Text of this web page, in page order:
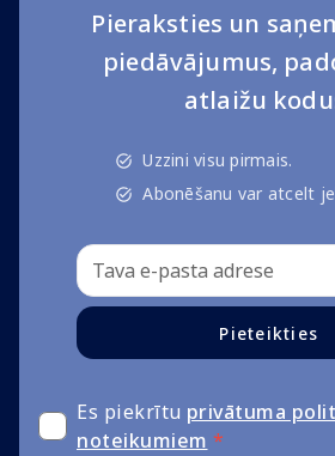
Pieraksties un
piedāvājumus,
atlaižu
Uzzini visu pirmais.
Abonēšanu var atcelt
Pieteikties
Es piekrītu privātuma
noteikumiem *